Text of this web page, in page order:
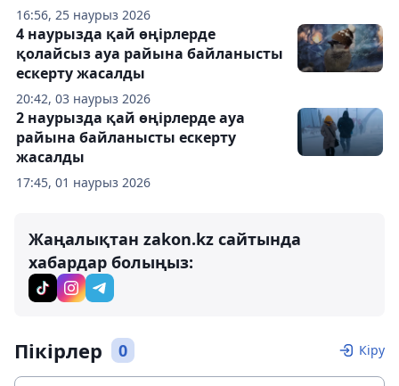
16:56, 25 наурыз 2026
20:42, 03 наурыз 2026
4 наурызда қай өңірлерде
қолайсыз ауа райына байланысты
ескерту жасалды
17:45, 01 наурыз 2026
2 наурызда қай өңірлерде ауа
райына байланысты ескерту
жасалды
Жаңалықтан zakon.kz сайтында
хабардар болыңыз:
Пікірлер 0 Кіру